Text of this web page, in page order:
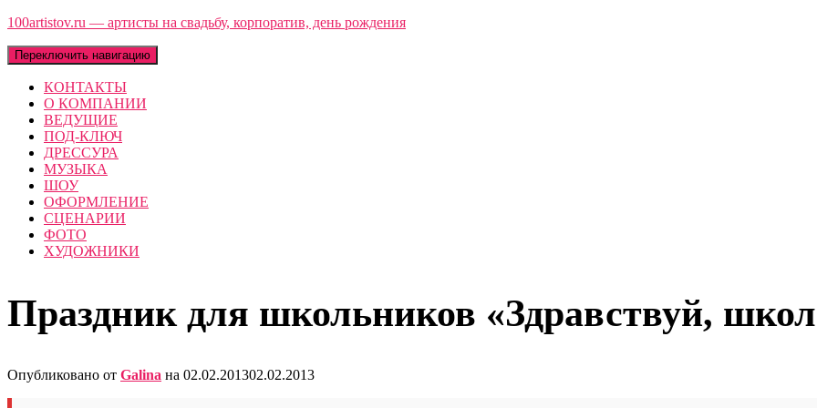
100artistov.ru — артисты на свадьбу, корпоратив, день рождения
Переключить навигацию
КОНТАКТЫ
О КОМПАНИИ
ВЕДУЩИЕ
ПОД-КЛЮЧ
ДРЕССУРА
МУЗЫКА
ШОУ
ОФОРМЛЕНИЕ
СЦЕНАРИИ
ФОТО
ХУДОЖНИКИ
Праздник для школьников «Здравствуй,
Опубликовано от Galina на 02.02.201302.02.2013